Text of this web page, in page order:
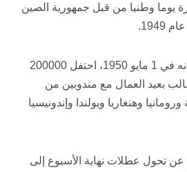
يوما وطنيا من قبل جمهورية الصين
ونجد في صدر المقال أنه في 1 مايو 1950، احتفل 200000
بعيد العمال مع مندوبين من
وهنغاريا وبولندا وإندونيسيا
عن تحول عطلات نهاية الأسبوع إلى